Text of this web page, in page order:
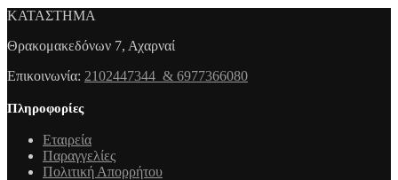
ΚΑΤΑΣΤΗΜΑ
Θρακομακεδόνων 7, Αχαρναί
Επικοινωνία: 2102447344 & 6977366080
Πληροφορίες
Εταιρεία
Παραγγελίες
Πολιτική Απορρήτου